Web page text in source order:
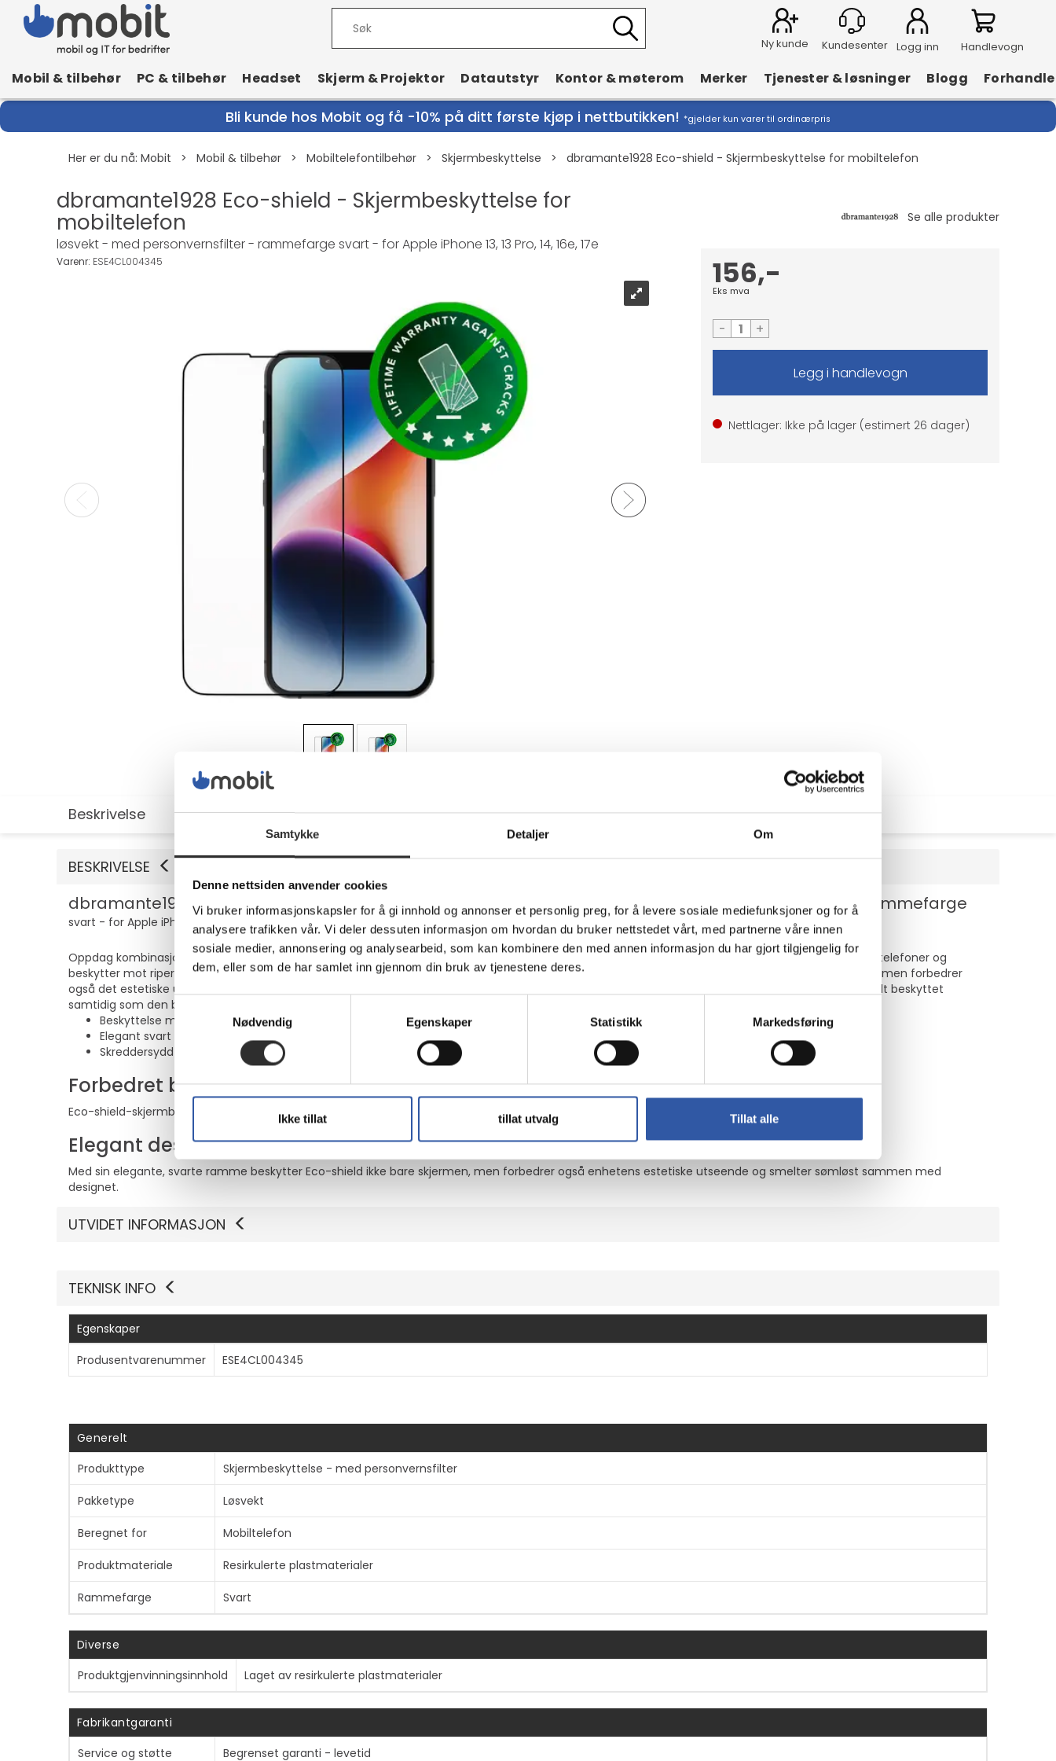
Samtykke Detaljer Om
Denne nettsiden anvender cookies
Vi bruker informasjonskapsler for å gi innhold og annonser et personlig preg, for å levere sosiale mediefunksjoner og for å
analysere trafikken vår. Vi deler dessuten informasjon om hvordan du bruker nettstedet vårt, med partnerne våre innen
sosiale medier, annonsering og analysearbeid, som kan kombinere den med annen informasjon du har gjort tilgjengelig for
dem, eller som de har samlet inn gjennom din bruk av tjenestene deres.
Samtykkevalg
Nødvendig
Egenskaper Statistikk Markedsføring
Ikke tillat tillat utvalg Tillat alle
Ny kunde Logg inn Handlevogn
Mobil & tilbehør PC & tilbehør Headset Skjerm & Projektor Datautstyr Kontor & møterom Merker Tjenester & løsninger Blogg
Bli kunde hos Mobit og få -10% på ditt første kjøp i nettbutikken! *gjelder kun varer til ordinærpris
Her er du nå: Mobit > Mobil & tilbehør > Mobiltelefontilbehør > Skjermbeskyttelse > dbramante1928 Eco-shield - Skjermbeskyttelse for mobiltelefon
dbramante1928 Eco-shield - Skjermbeskyttelse for
mobiltelefon
løsvekt - med personvernsfilter - rammefarge svart - for Apple iPhone 13, 13 Pro, 14, 16e, 17e
Varenr: ESE4CL004345 156,-
Eks mva
- +
Nettlager: Ikke på lager (estimert 26 dager)
Beskrivelse Utvidet informasjon Teknisk info
BESKRIVELSE
dbramante1928 Eco-shield - Skjermbeskyttelse for mobiltelefon - løsvekt - med personvernsfilter - rammefarge
svart - for Apple iPhone 13, 13 Pro, 14, 16e, 17e
Oppdag kombinasjonen av beskyttelse og stil med dbramante1928 Eco-shield skjermbeskytter. Denne skjermbeskytteren er skreddersydd for mobiltelefoner og
beskytter mot riper og støt i hverdagen, slik at enheten din holder seg i perfekt stand. Den elegante, svarte rammen gir ikke bare ekstra holdbarhet, men forbedrer
også det estetiske uttrykket på telefonen din og smelter sømløst sammen med designet. Med Eco-shield kan du være trygg på at telefonen er godt beskyttet
samtidig som den beholder sitt stilige utseende.
Beskyttelse mot riper og støt
Elegant svart ramme som utfyller enhetens design
Skreddersydd passform for mobiltelefoner sikrer maksimal dekning
Forbedret beskyttelse
Eco-shield-skjermbeskytteren er utviklet spesielt for mobiltelefoner og beskytter mot riper og støt, slik at enheten din forblir i perfekt stand.
Elegant design
Med sin elegante, svarte ramme beskytter Eco-shield ikke bare skjermen, men forbedrer også enhetens estetiske utseende og smelter sømløst sammen med
designet.
UTVIDET INFORMASJON
TEKNISK INFO
Egenskaper
Produsentvarenummer
ESE4CL004345
Generelt
Produkttype
Skjermbeskyttelse - med personvernsfilter
Pakketype Løsvekt
Beregnet for Mobiltelefon
Produktmateriale Resirkulerte plastmaterialer
Rammefarge Svart
Diverse
Produktgjenvinningsinnhold
Laget av resirkulerte plastmaterialer
Fabrikantgaranti
Service og støtte
Begrenset garanti - levetid